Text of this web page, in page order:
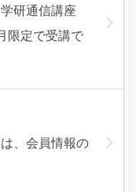
研通信講座
限定で受講で
、会員情報の